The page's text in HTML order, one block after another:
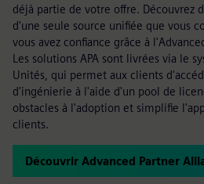
déjà partie de votre offre. Découvrez
d'une seule source unifiée que vous
vous avez confiance grâce à
Les solutions APA sont livrées via le
Unités, qui permet aux clients
d'ingénierie à l'aide d'un pool de
obstacles à l'adoption et simplifie
clients.
Découvrir Advanced Partner